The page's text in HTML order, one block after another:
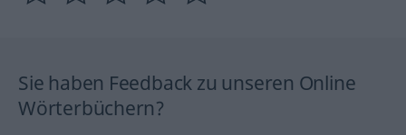
Sie haben Feedback zu unseren Online
Wörterbüchern?